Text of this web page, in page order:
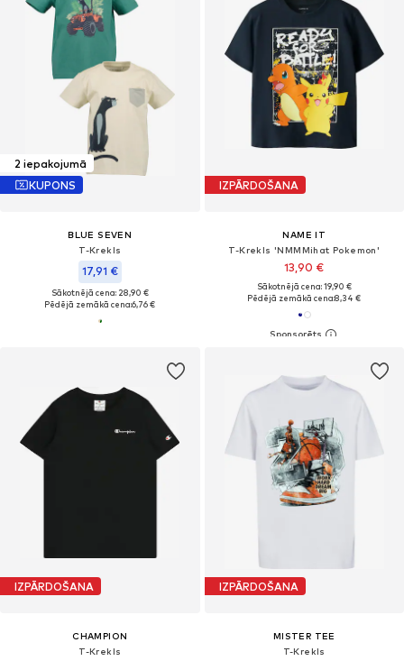
2 iepakojumā
KUPONS
BLUE SEVEN
T-Krekls
17,91 €
Sākotnējā cena: 28,90 €
Pēdējā zemākā cena:6,76 €
IZPĀRDOŠANA
NAME IT
T-Krekls 'NMMMihat Pokemon'
13,90 €
Sākotnējā cena: 19,90 €
Pēdējā zemākā cena:8,34 €
IZPĀRDOŠANA
CHAMPION
T-Krekls
IZPĀRDOŠANA
MISTER TEE
T-Krekls